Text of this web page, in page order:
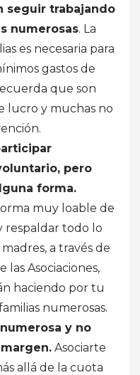
seguir trabajando
numerosas. La
es necesaria para
gastos de
que son
lucro y muchas no
pero
forma.
muy loable de
respaldar todo lo
a través de
las Asociaciones,
haciendo por tu
numerosas.
y no
Asociarte
allá de la cuota